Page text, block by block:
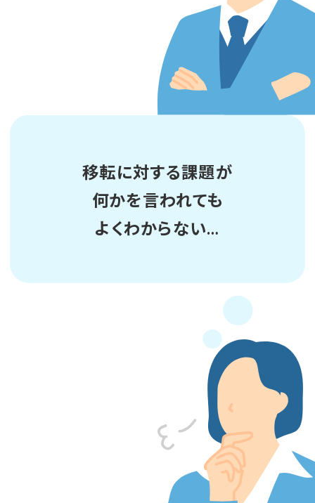
移転に対する課題が
何かを言われても
よくわからない…